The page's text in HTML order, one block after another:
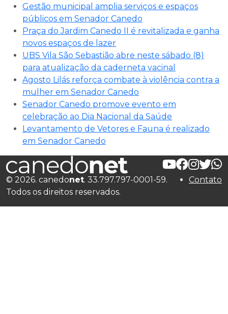
Gestão municipal amplia serviços e espaços
públicos em Senador Canedo
Praça do Jardim Canedo II é revitalizada e ganha
novos espaços de lazer
UBS Vila São Sebastião abre neste sábado (8)
para atualização da caderneta vacinal
Agosto Lilás reforça combate à violência contra a
mulher em Senador Canedo
Senador Canedo promove evento em
celebração ao Dia Nacional da Saúde
Levantamento de Vetores e Fauna é realizado
em Senador Canedo
© 2026. canedonet. 33.797.797-0001-59.
Todos os direitos reservados.
Contato